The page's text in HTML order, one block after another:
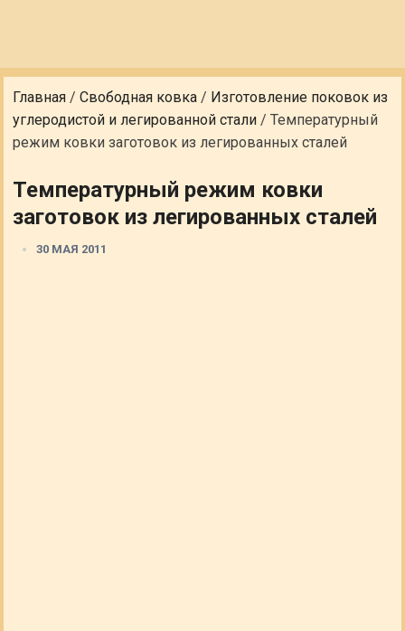
Главная /Свободная ковка / Изготовление поковок из
углеродистой и легированной стали /Температурный
режим ковки заготовок из легированных сталей
Температурный режим ковки
заготовок из легированных сталей
30 МАЯ 2011